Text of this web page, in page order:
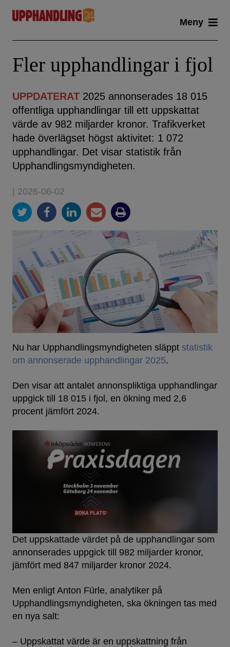
content
Meny
Fler upphandlingar i fjol
UPPDATERAT 2025 annonserades 18 015
offentliga upphandlingar till ett uppskattat
värde av 982 miljarder kronor. Trafikverket
hade överlägset högst aktivitet: 1 072
upphandlingar. Det visar statistik från
Upphandlingsmyndigheten.
| 2026-06-02
Nu har Upphandlingsmyndigheten släppt statistik
om annonserade upphandlingar 2025.
Den visar att antalet annonspliktiga upphandlingar
uppgick till 18 015 i fjol, en ökning med 2,6
procent jämfört 2024.
Det uppskattade värdet på de upphandlingar som
annonserades uppgick till 982 miljarder kronor,
jämfört med 847 miljarder kronor 2024.
Men enligt Anton Fürle, analytiker på
Upphandlingsmyndigheten, ska ökningen tas med
en nya salt:
– Uppskattat värde är en uppskattning från